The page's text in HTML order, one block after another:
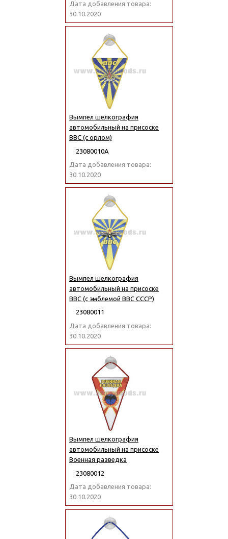
Дата добавления товара:
30.10.2020
Вымпел шелкография
автомобильный на присоске
ВВС (с орлом)
23080010А
Дата добавления товара:
30.10.2020
Вымпел шелкография
автомобильный на присоске
ВВС (с эмблемой ВВС СССР)
23080011
Дата добавления товара:
30.10.2020
Вымпел шелкография
автомобильный на присоске
Военная разведка
23080012
Дата добавления товара:
30.10.2020